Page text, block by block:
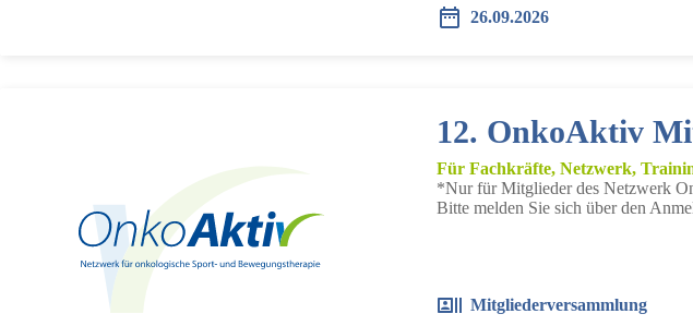
26.09.2026
12. OnkoAktiv
Für Fachkräfte, Netzwerk,
*Nur für Mitglieder des Netzwerk
Bitte melden Sie sich über den
Mitgliederversammlung